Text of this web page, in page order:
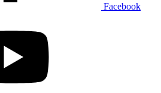
Facebook